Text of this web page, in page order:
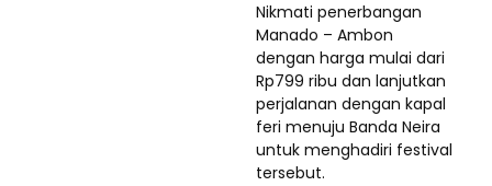
Nikmati penerbangan
Manado – Ambon
dengan harga mulai dari
Rp799 ribu dan lanjutkan
perjalanan dengan kapal
feri menuju Banda Neira
untuk menghadiri festival
tersebut.